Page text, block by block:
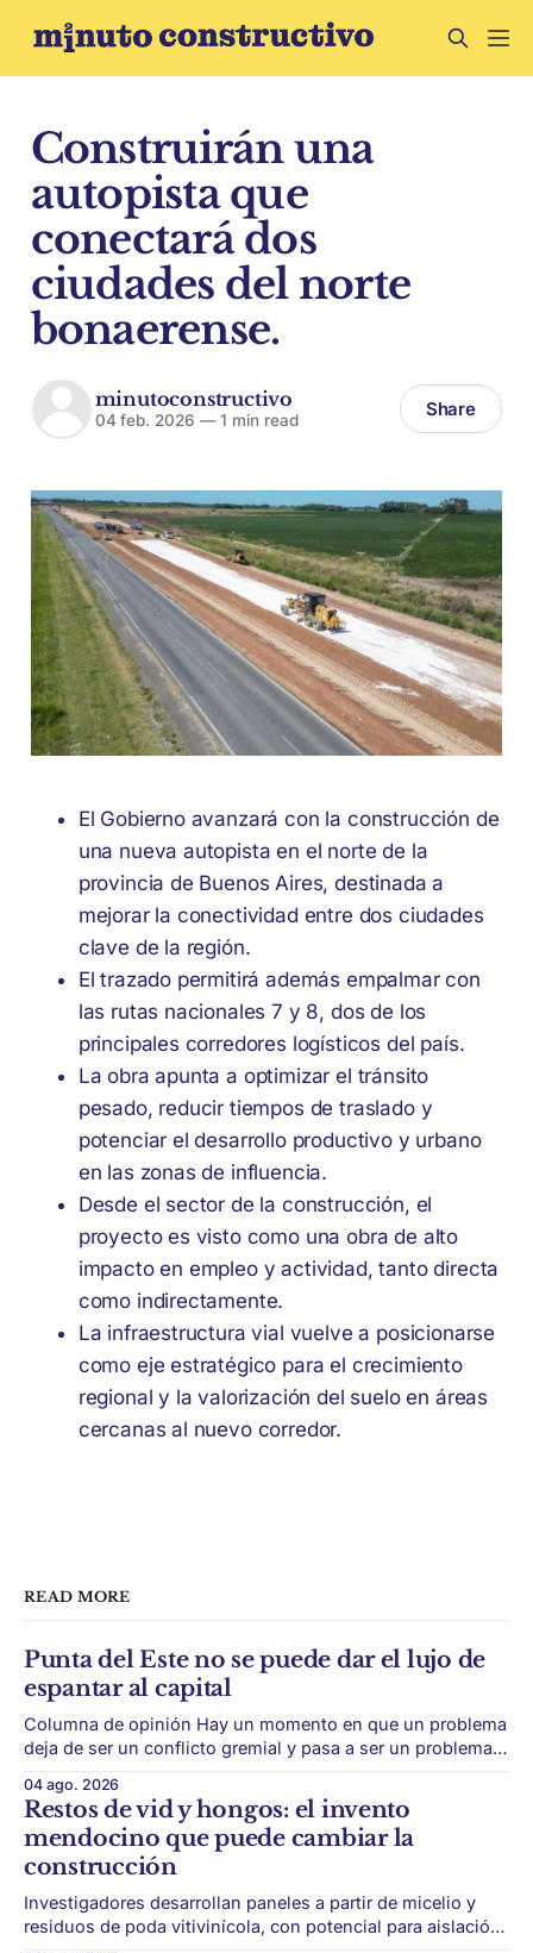
Construirán una
autopista que
conectará dos
ciudades del norte
bonaerense.
minutoconstructivo
04 feb. 2026 —1 min read Share
El Gobierno avanzará con la construcción de
una nueva autopista en el norte de la
provincia de Buenos Aires, destinada a
mejorar la conectividad entre dos ciudades
clave de la región.
El trazado permitirá además empalmar con
las rutas nacionales 7 y 8, dos de los
principales corredores logísticos del país.
La obra apunta a optimizar el tránsito
pesado, reducir tiempos de traslado y
potenciar el desarrollo productivo y urbano
en las zonas de influencia.
Desde el sector de la construcción, el
proyecto es visto como una obra de alto
impacto en empleo y actividad, tanto directa
como indirectamente.
La infraestructura vial vuelve a posicionarse
como eje estratégico para el crecimiento
regional y la valorización del suelo en áreas
cercanas al nuevo corredor.
READ MORE
Punta del Este no se puede dar el lujo de
espantar al capital
Columna de opinión Hay un momento en que un problema
deja de ser un conflicto gremial y pasa a ser un problema
sin rodeos: lo que está en juego en Punta del Este no es
una obra, ni una temporada,
04 ago. 2026
Restos de vid y hongos: el invento
mendocino que puede cambiar la
construcción
Investigadores desarrollan paneles a partir de micelio y
residuos de poda vitivinícola, con potencial para aislación